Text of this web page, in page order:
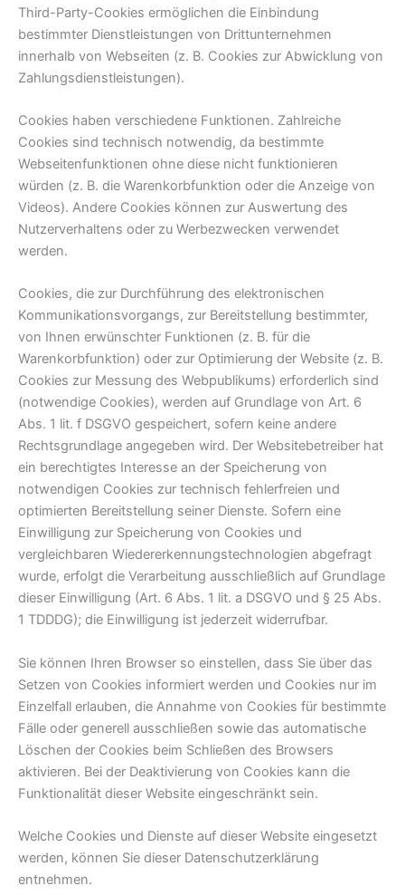
Third-Party-Cookies ermöglichen die Einbindung
bestimmter Dienstleistungen von Drittunternehmen
innerhalb von Webseiten (z. B. Cookies zur Abwicklung von
Zahlungsdienstleistungen).
Cookies haben verschiedene Funktionen. Zahlreiche
Cookies sind technisch notwendig, da bestimmte
Webseitenfunktionen ohne diese nicht funktionieren
würden (z. B. die Warenkorbfunktion oder die Anzeige von
Videos). Andere Cookies können zur Auswertung des
Nutzerverhaltens oder zu Werbezwecken verwendet
werden.
Cookies, die zur Durchführung des elektronischen
Kommunikationsvorgangs, zur Bereitstellung bestimmter,
von Ihnen erwünschter Funktionen (z. B. für die
Warenkorbfunktion) oder zur Optimierung der Website (z. B.
Cookies zur Messung des Webpublikums) erforderlich sind
(notwendige Cookies), werden auf Grundlage von Art. 6
Abs. 1 lit. f DSGVO gespeichert, sofern keine andere
Rechtsgrundlage angegeben wird. Der Websitebetreiber hat
ein berechtigtes Interesse an der Speicherung von
notwendigen Cookies zur technisch fehlerfreien und
optimierten Bereitstellung seiner Dienste. Sofern eine
Einwilligung zur Speicherung von Cookies und
vergleichbaren Wiedererkennungstechnologien abgefragt
wurde, erfolgt die Verarbeitung ausschließlich auf Grundlage
dieser Einwilligung (Art. 6 Abs. 1 lit. a DSGVO und § 25 Abs.
1 TDDDG); die Einwilligung ist jederzeit widerrufbar.
Sie können Ihren Browser so einstellen, dass Sie über das
Setzen von Cookies informiert werden und Cookies nur im
Einzelfall erlauben, die Annahme von Cookies für bestimmte
Fälle oder generell ausschließen sowie das automatische
Löschen der Cookies beim Schließen des Browsers
aktivieren. Bei der Deaktivierung von Cookies kann die
Funktionalität dieser Website eingeschränkt sein.
Welche Cookies und Dienste auf dieser Website eingesetzt
werden, können Sie dieser Datenschutzerklärung
entnehmen.